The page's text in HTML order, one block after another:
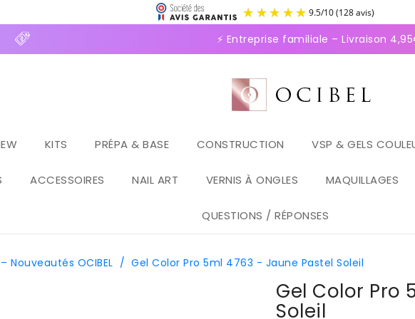
⚡ Entreprise familiale – Livraison 4,95€
KITS PRÉPA & BASE CONSTRUCTION VSP & GELS
ACCESSOIRES NAIL ART VERNIS À ONGLES MAQUILLAGES
QUESTIONS / RÉPONSES
Nouveautés OCIBEL / Gel Color Pro 5ml 4763 - Jaune Pastel Soleil
Gel Color Pro
Soleil